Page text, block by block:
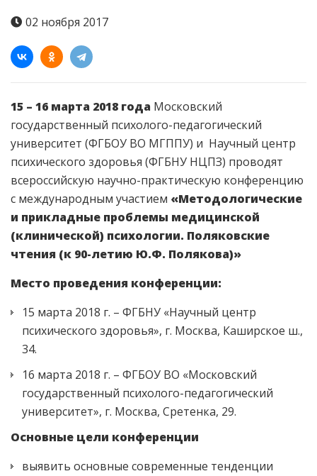
02 ноября 2017
15 – 16 марта 2018 года Московский
государственный психолого-педагогический
университет (ФГБОУ ВО МГППУ) и Научный центр
психического здоровья (ФГБНУ НЦПЗ) проводят
всероссийскую научно-практическую конференцию
с международным участием «Методологические
и прикладные проблемы медицинской
(клинической) психологии. Поляковские
чтения (к 90-летию Ю.Ф. Полякова)»
Место проведения конференции:
15 марта 2018 г. – ФГБНУ «Научный центр
психического здоровья», г. Москва, Каширское ш.,
34.
16 марта 2018 г. – ФГБОУ ВО «Московский
государственный психолого-педагогический
университет», г. Москва, Сретенка, 29.
Основные цели конференции
выявить основные современные тенденции